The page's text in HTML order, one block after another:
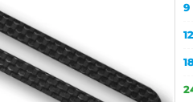
9
12